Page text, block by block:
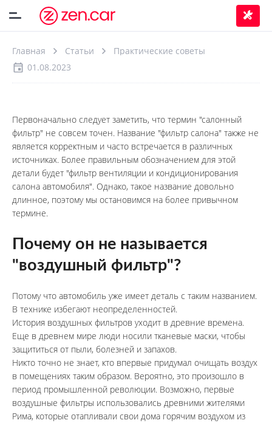
Главная Статьи
Практические советы
01.08.2023
Первоначально следует заметить, что термин "салонный
фильтр" не совсем точен. Название "фильтр салона" также не
является корректным и часто встречается в различных
источниках. Более правильным обозначением для этой
детали будет "фильтр вентиляции и кондиционирования
салона автомобиля". Однако, такое название довольно
длинное, поэтому мы остановимся на более привычном
термине.
Почему он не называется
"воздушный фильтр"?
Потому что автомобиль уже имеет деталь с таким названием.
В технике избегают неопределенностей.
История воздушных фильтров уходит в древние времена.
Еще в древнем мире люди носили тканевые маски, чтобы
защититься от пыли, болезней и запахов.
Никто точно не знает, кто впервые придумал очищать воздух
в помещениях таким образом. Вероятно, это произошло в
период промышленной революции. Возможно, первые
воздушные фильтры использовались древними жителями
Рима, которые отапливали свои дома горячим воздухом из